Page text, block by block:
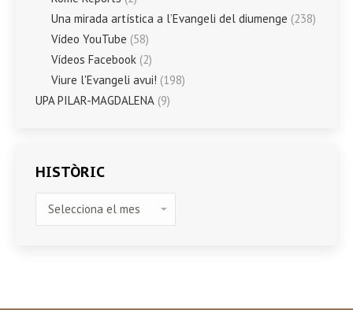
Una mirada artística a l’Evangeli del diumenge (238)
Vídeo YouTube (58)
Vídeos Facebook (2)
Viure l'Evangeli avui! (198)
UPA PILAR-MAGDALENA (9)
HISTÒRIC